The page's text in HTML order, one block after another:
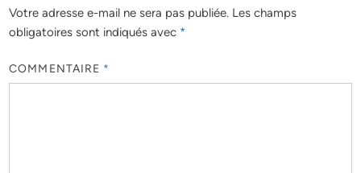
Votre adresse e-mail ne sera pas publiée. Les champs
obligatoires sont indiqués avec *
COMMENTAIRE *